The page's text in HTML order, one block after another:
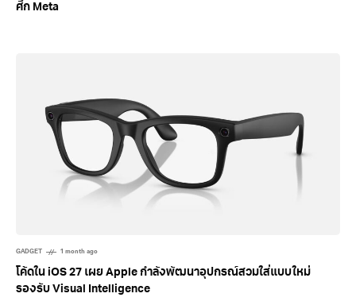
ศึก Meta
GADGET 1 month ago
โค้ดใน iOS 27 เผย Apple กำลังพัฒนาอุปกรณ์สวมใส่แบบใหม่
รองรับ Visual Intelligence